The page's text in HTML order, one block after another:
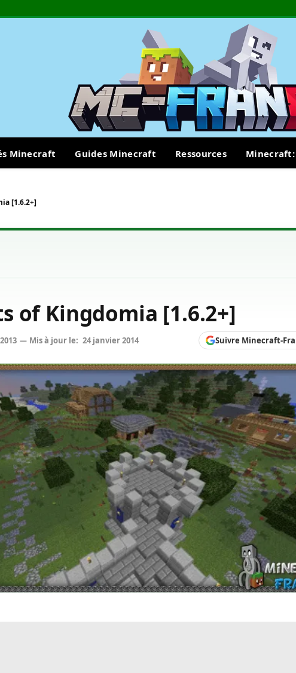
Minecraft Guides Minecraft Ressources
[1.6.2+]
of Kingdomia [1.6.2+]
Mis à jour le: 24 janvier 2014 Suivre Minecraft-